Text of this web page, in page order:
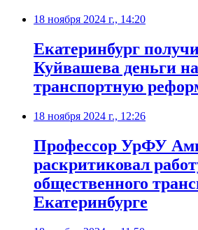
18 ноября 2024 г., 14:20
Екатеринбург
Куйвашева деньги на
транспортную
18 ноября 2024 г., 12:26
Профессор УрФУ
раскритиковал
общественного
Екатеринбурге